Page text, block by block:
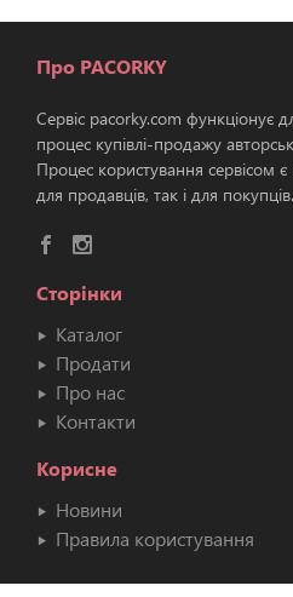
Про PACORKY
Сервіс pacorky.com функціонує
процес купівлі-продажу
Процес користування сервісом
для продавців, так і для покупців.
Сторінки
Каталог
Продати
Про нас
Контакти
Корисне
Новини
Правила користування